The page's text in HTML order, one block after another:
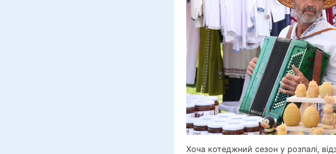
Хоча котеджний сезон у розпалі,